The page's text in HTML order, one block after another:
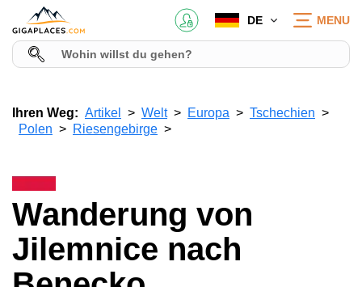
DE MENU
Ihren Weg: Artikel Welt Europa
Tschechien
Polen
Riesengebirge
Wanderung von
Jilemnice nach